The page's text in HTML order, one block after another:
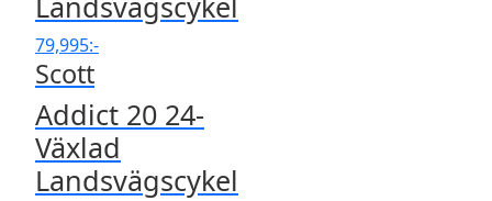
79,995:-
Scott
Addict 20 24-
Växlad
Landsvägscykel